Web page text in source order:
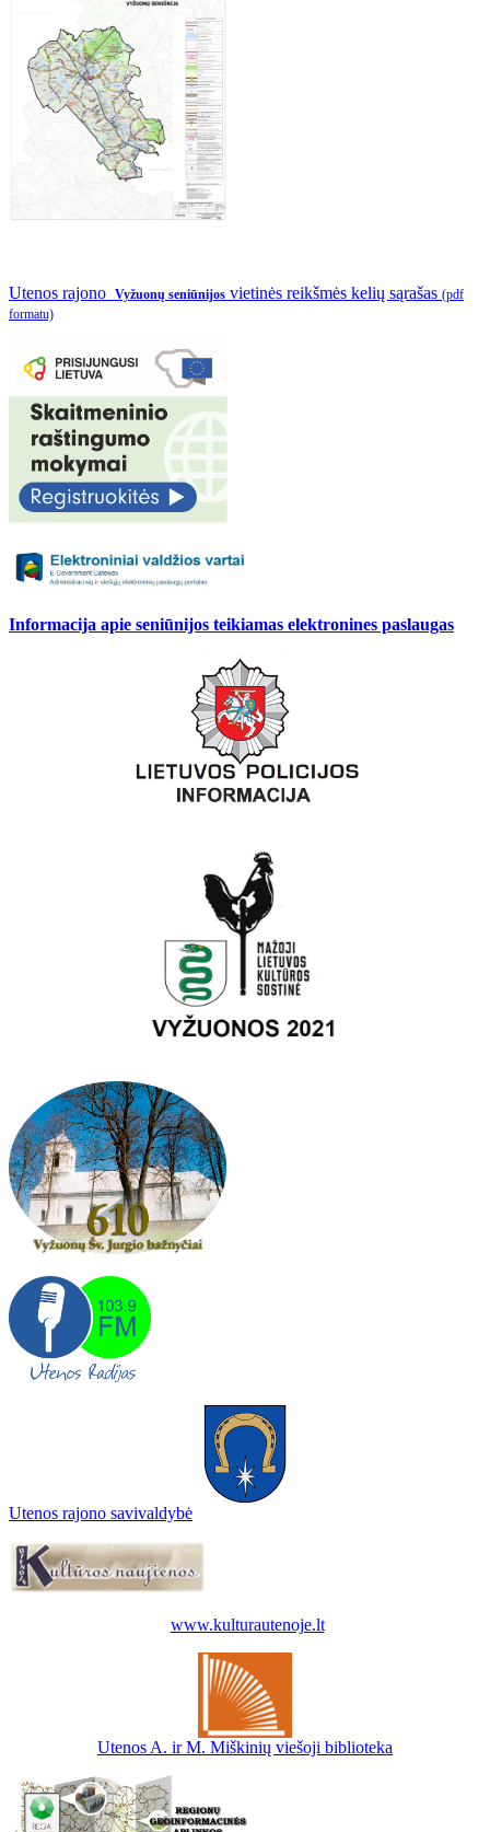
Utenos rajono Vyžuonų seniūnijos vietinės reikšmės kelių sąrašas (pdf
formatu)
Informacija apie seniūnijos teikiamas elektronines paslaugas
Utenos rajono savivaldybė
www.kulturautenoje.lt
Utenos A. ir M. Miškinių viešoji biblioteka